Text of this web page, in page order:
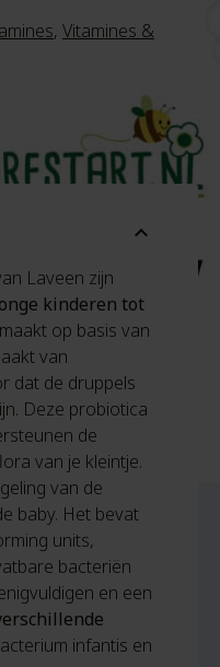
, Vitamines &
expand_more
Laveen zijn
kinderen tot
op basis van
van
dat de druppels
Deze probiotica
de
van je kleintje.
van de
baby. Het bevat
units,
bacteriën
en een
infantis en